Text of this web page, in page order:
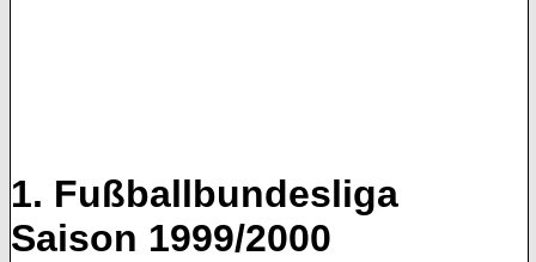
1. Fußballbundesliga
Saison 1999/2000